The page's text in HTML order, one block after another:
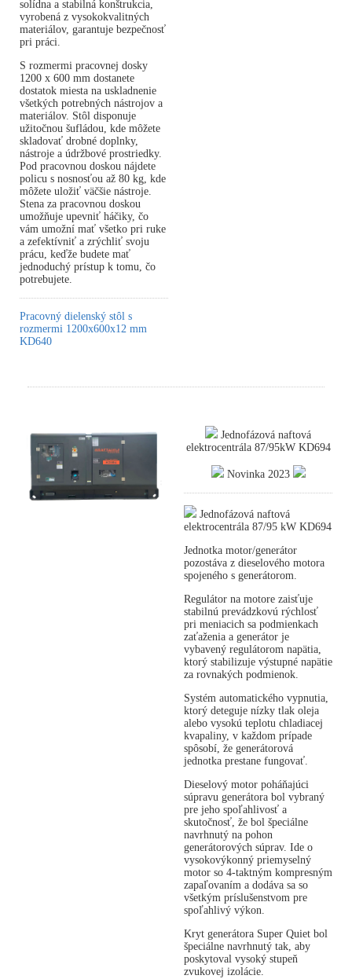
solídna a stabilná konštrukcia,
vyrobená z vysokokvalitných
materiálov, garantuje bezpečnosť
pri práci.
S rozmermi pracovnej dosky
1200 x 600 mm dostanete
dostatok miesta na uskladnenie
všetkých potrebných nástrojov a
materiálov. Stôl disponuje
užitočnou šufládou, kde môžete
skladovať drobné doplnky,
nástroje a údržbové prostriedky.
Pod pracovnou doskou nájdete
policu s nosnosťou až 80 kg, kde
môžete uložiť väčšie nástroje.
Stena za pracovnou doskou
umožňuje upevniť háčiky, čo
vám umožní mať všetko pri ruke
a zefektívniť a zrýchliť svoju
prácu, keďže budete mať
jednoduchý prístup k tomu, čo
potrebujete.
Pracovný dielenský stôl s
rozmermi 1200x600x12 mm
KD640
Jednofázová naftová
elektrocentrála 87/95kW KD694
Novinka 2023
Jednofázová naftová
elektrocentrála 87/95 kW KD694
Jednotka motor/generátor
pozostáva z dieselového motora
spojeného s generátorom.
Regulátor na motore zaisťuje
stabilnú prevádzkovú rýchlosť
pri meniacich sa podmienkach
zaťaženia a generátor je
vybavený regulátorom napätia,
ktorý stabilizuje výstupné napätie
za rovnakých podmienok.
Systém automatického vypnutia,
ktorý deteguje nízky tlak oleja
alebo vysokú teplotu chladiacej
kvapaliny, v každom prípade
spôsobí, že generátorová
jednotka prestane fungovať.
Dieselový motor poháňajúci
súpravu generátora bol vybraný
pre jeho spoľahlivosť a
skutočnosť, že bol špeciálne
navrhnutý na pohon
generátorových súprav. Ide o
vysokovýkonný priemyselný
motor so 4-taktným kompresným
zapaľovaním a dodáva sa so
všetkým príslušenstvom pre
spoľahlivý výkon.
Kryt generátora Super Quiet bol
špeciálne navrhnutý tak, aby
poskytoval vysoký stupeň
zvukovej izolácie.